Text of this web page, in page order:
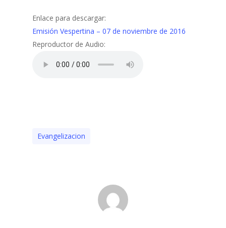
Enlace para descargar:
Emisión Vespertina – 07 de noviembre de 2016
Reproductor de Audio:
Evangelizacion